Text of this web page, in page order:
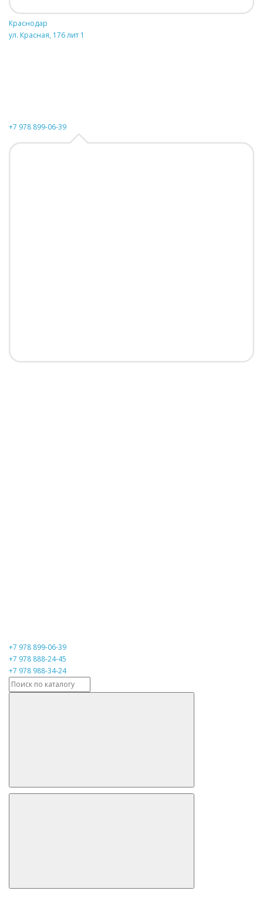
Краснодар
ул. Красная, 176 лит 1
+7 978 899-06-39
+7 978 899-06-39
+7 978 888-24-45
+7 978 988-34-24